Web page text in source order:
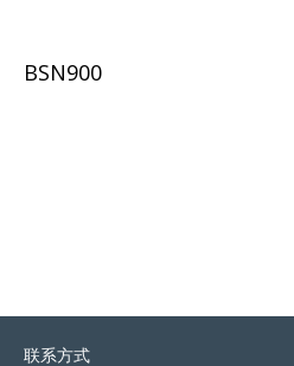
BSN900
联系方式